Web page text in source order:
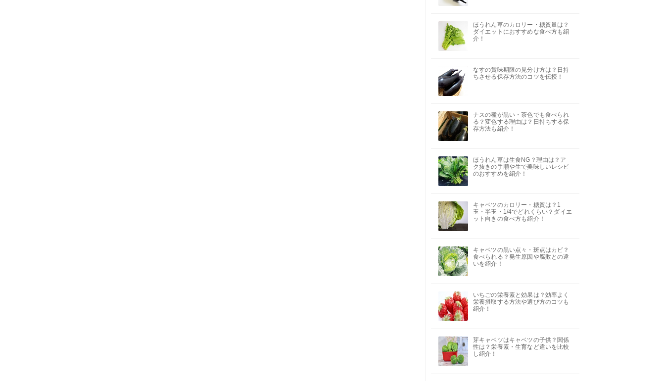
ほうれん草のカロリー・糖質量は？
ダイエットにおすすめな食べ方も紹
介！
なすの賞味期限の見分け方は？日持
ちさせる保存方法のコツを伝授！
ナスの種が黒い・茶色でも食べられ
る？変色する理由は？日持ちする保
存方法も紹介！
ほうれん草は生食NG？理由は？ア
ク抜きの手順や生で美味しいレシピ
のおすすめを紹介！
キャベツのカロリー・糖質は？1
玉・半玉・1/4でどれくらい？ダイエ
ット向きの食べ方も紹介！
キャベツの黒い点々・斑点はカビ？
食べられる？発生原因や腐敗との違
いを紹介！
いちごの栄養素と効果は？効率よく
栄養摂取する方法や選び方のコツも
紹介！
芽キャベツはキャベツの子供？関係
性は？栄養素・生育など違いを比較
し紹介！